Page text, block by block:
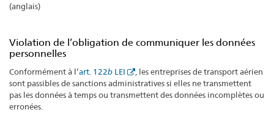
(anglais)
Violation de l’obligation de communiquer les données
personnelles
Conformément à l’art. 122b LEI
, les entreprises de transport aérien
sont passibles de sanctions administratives si elles ne transmettent
pas les données à temps ou transmettent des données incomplètes ou
erronées.